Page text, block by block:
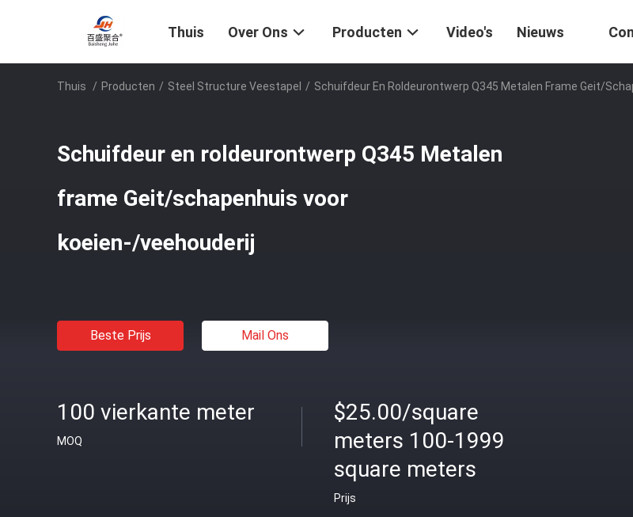
Thuis Over Ons Producten Video's Nieuws
Thuis / Producten / Steel Structure Veestapel / Schuifdeur En Roldeurontwerp Q345 Metalen Frame Geit/
Schuifdeur en roldeurontwerp Q345 Metalen
frame Geit/schapenhuis voor
koeien-/veehouderij
Beste Prijs Mail Ons
100 vierkante meter
MOQ
$25.00/square
meters 100-1999
square meters
Prijs